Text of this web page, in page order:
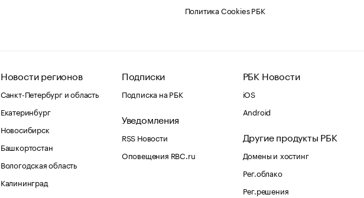
Политика Cookies РБК
Новости регионов
Санкт-Петербург и область
Екатеринбург
Новосибирск
Башкортостан
Вологодская область
Калининград
Подписки
Подписка на РБК
Уведомления
RSS Новости
Оповещения RBC.ru
РБК Новости
iOS
Android
Другие продукты РБК
Домены и хостинг
Рег.облако
Рег.решения